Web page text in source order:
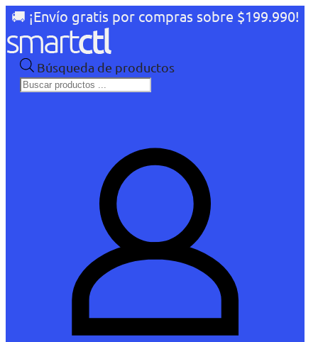
🚚 ¡Envío gratis por compras sobre $199.990!
Búsqueda de productos